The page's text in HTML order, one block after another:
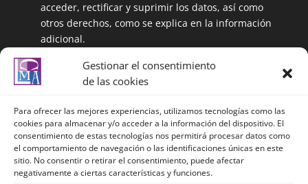
Gestionar el consentimiento
de las cookies
Para ofrecer las mejores experiencias, utilizamos tecnologías como las
cookies para almacenar y/o acceder a la información del dispositivo. El
consentimiento de estas tecnologías nos permitirá procesar datos como
el comportamiento de navegación o las identificaciones únicas en este
sitio. No consentir o retirar el consentimiento, puede afectar
negativamente a ciertas características y funciones.
acceder, rectificar y suprimir los datos, así como
otros derechos, como se explica en la información
adicional.
Información adicional: Puede ampliar la
información en el siguiente enlace:
dad/
Política de privacidad
Política de privacidad redes sociales